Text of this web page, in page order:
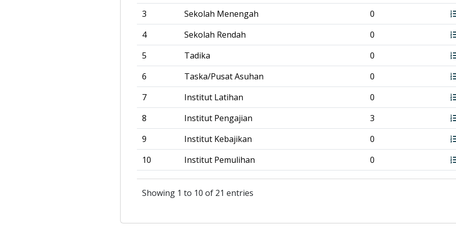
3
Sekolah Menengah
0
4
Sekolah Rendah
0
5
Tadika
0
6
Taska/Pusat Asuhan
0
7
Institut Latihan
0
8
Institut Pengajian
3
9
Institut Kebajikan
0
10
Institut Pemulihan 0
Showing 1 to 10 of 21 entries